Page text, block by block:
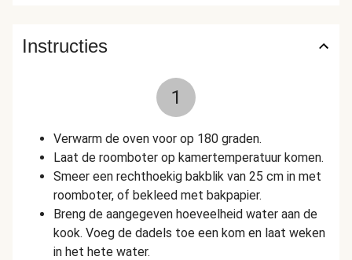
Instructies
1
Verwarm de oven voor op 180 graden.
Laat de roomboter op kamertemperatuur komen.
Smeer een rechthoekig bakblik van 25 cm in met
roomboter, of bekleed met bakpapier.
Breng de aangegeven hoeveelheid water aan de
kook. Voeg de dadels toe een kom en laat weken
in het hete water.